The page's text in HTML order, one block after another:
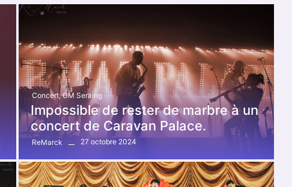
Concert, OM Seraing
Impossible de rester de marbre à un
concert de Caravan Palace.
ReMarck 27 octobre 2024